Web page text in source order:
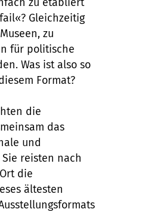
Gleichzeitig
zu
für politische
Was ist also so
Format?
die
das
und
reisten nach
die
ältesten